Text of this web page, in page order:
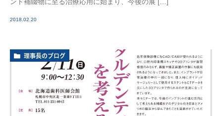
ント補綴物に至る治療応用に始まり、今後の展 […]
2018.02.20
理事長のブログ